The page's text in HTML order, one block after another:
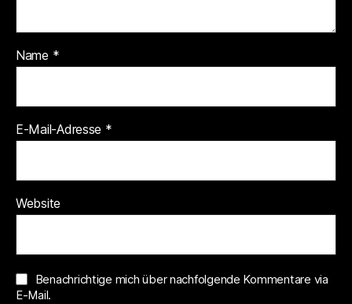
Name *
E-Mail-Adresse *
Website
Benachrichtige mich über nachfolgende Kommentare via
E-Mail.